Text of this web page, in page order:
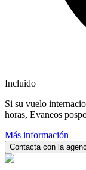
Incluido
Si su vuelo
horas, Evaneos
Más información
Contacta con la